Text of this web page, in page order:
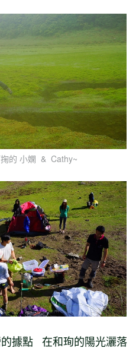
的 小嫻 & Cathy~
據點 在和珣的陽光灑落